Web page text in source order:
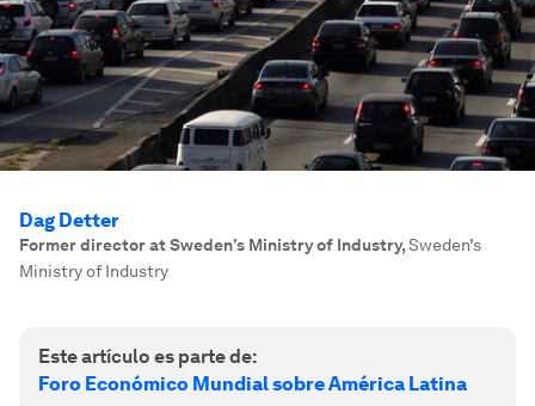
Dag Detter
Former director at Sweden’s Ministry of Industry,Sweden’s
Ministry of Industry
Este artículo es parte de:
Foro Económico Mundial sobre América Latina